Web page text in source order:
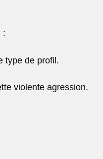
:
type de profil.
violente agression.